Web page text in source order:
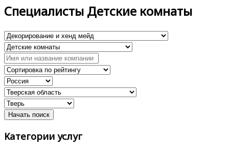
Специалисты Детские комнаты
Категории услуг